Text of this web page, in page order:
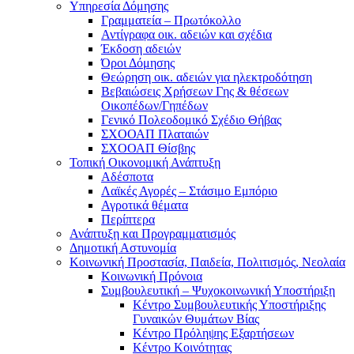
Υπηρεσία Δόμησης
Γραμματεία – Πρωτόκολλο
Αντίγραφα οικ. αδειών και σχέδια
Έκδοση αδειών
Όροι Δόμησης
Θεώρηση οικ. αδειών για ηλεκτροδότηση
Βεβαιώσεις Χρήσεων Γης & θέσεων
Οικοπέδων/Γηπέδων
Γενικό Πολεοδομικό Σχέδιο Θήβας
ΣΧΟΟΑΠ Πλαταιών
ΣΧΟΟΑΠ Θίσβης
Τοπική Οικονομική Ανάπτυξη
Αδέσποτα
Λαϊκές Αγορές – Στάσιμο Εμπόριο
Αγροτικά θέματα
Περίπτερα
Ανάπτυξη και Προγραμματισμός
Δημοτική Αστυνομία
Κοινωνική Προστασία, Παιδεία, Πολιτισμός, Νεολαία
Κοινωνική Πρόνοια
Συμβουλευτική – Ψυχοκοινωνική Υποστήριξη
Κέντρο Συμβουλευτικής Υποστήριξης
Γυναικών Θυμάτων Βίας
Κέντρο Πρόληψης Εξαρτήσεων
Κέντρο Κοινότητας